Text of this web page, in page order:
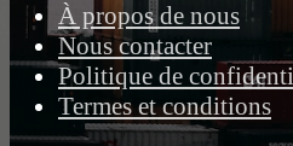
À propos de nous
Nous contacter
Politique de
Termes et conditions